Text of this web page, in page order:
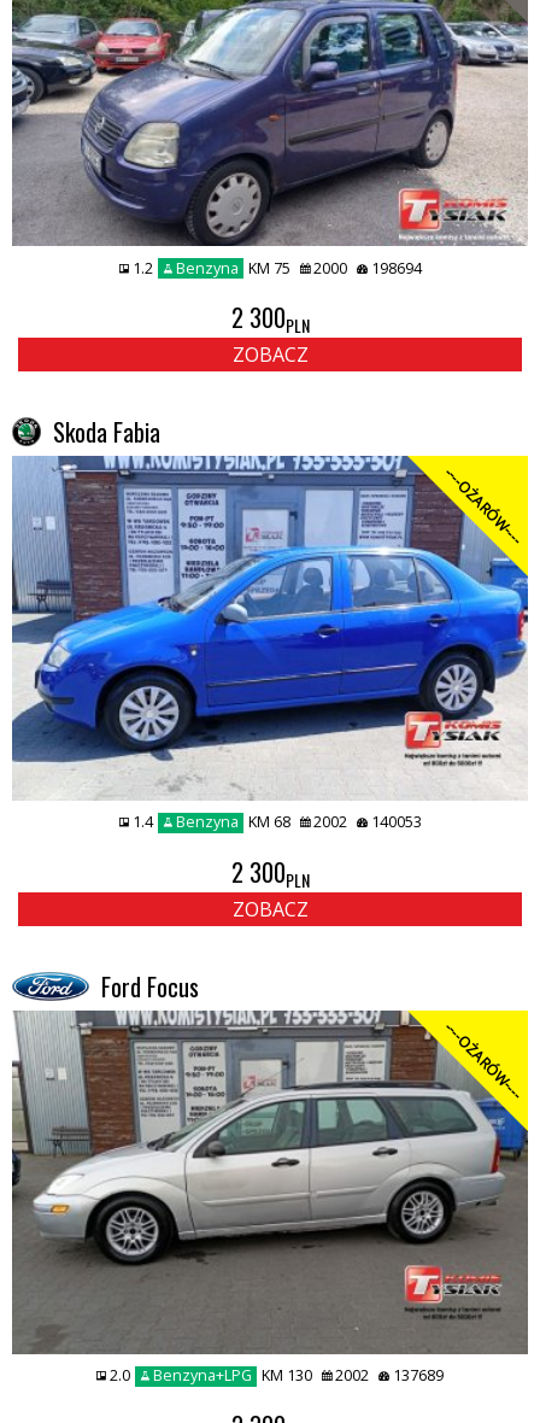
1.2 Benzyna KM 75 2000 198694
2 300PLN
ZOBACZ
Skoda Fabia
----OŻARÓW----
1.4 Benzyna KM 68 2002 140053
2 300PLN
ZOBACZ
Ford Focus
----OŻARÓW----
2.0 Benzyna+LPG KM 130 2002 137689